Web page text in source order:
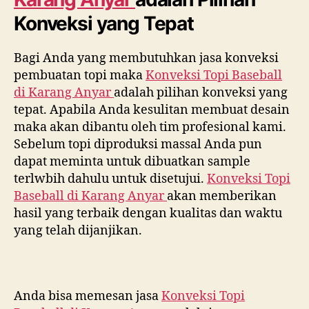
Konveksi yang Tepat
Bagi Anda yang membutuhkan jasa konveksi
pembuatan topi makaKonveksi Topi Baseball
diKarang Anyaradalah pilihan konveksi yang
tepat. Apabila Anda kesulitan membuat desain
maka akan dibantu oleh tim profesional kami.
Sebelum topi diproduksi massal Anda pun
dapat meminta untuk dibuatkan sample
terlwbih dahulu untuk disetujui. Konveksi Topi
Baseball diKarang Anyarakan memberikan
hasil yang terbaik dengan kualitas dan waktu
yang telah dijanjikan.
Anda bisa memesan jasaKonveksi Topi